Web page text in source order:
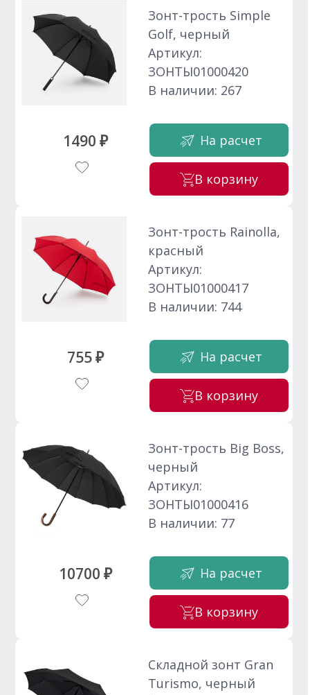
1490 ₽
Зонт-трость Simple
Golf, черный
Артикул:
ЗОНТЫ01000420
В наличии: 267
На расчет
В корзину
755 ₽
Зонт-трость Rainolla,
красный
Артикул:
ЗОНТЫ01000417
В наличии: 744
На расчет
В корзину
10700 ₽
Зонт-трость Big Boss,
черный
Артикул:
ЗОНТЫ01000416
В наличии: 77
На расчет
В корзину
Складной зонт Gran
Turismo, черный